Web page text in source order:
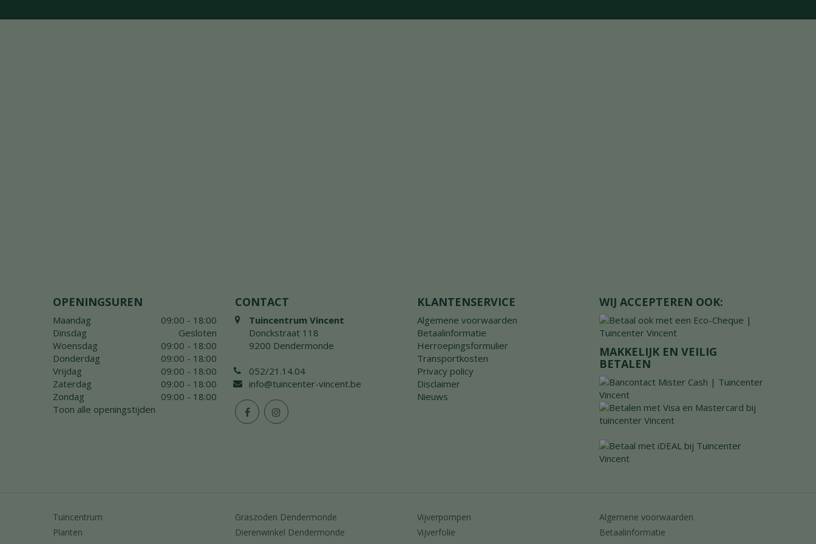
OPENINGSUREN
Maandag
09:00 - 18:00
Dinsdag
Gesloten
Woensdag
09:00 - 18:00
Donderdag
09:00 - 18:00
Vrijdag
09:00 - 18:00
Zaterdag
09:00 - 18:00
Zondag
09:00 - 18:00
Toon alle openingstijden
CONTACT
Tuincentrum Vincent
Donckstraat 118
9200 Dendermonde
052/21.14.04
info@tuincenter-vincent.be
KLANTENSERVICE
Algemene voorwaarden
Betaalinformatie
Herroepingsformulier
Transportkosten
Privacy policy
Disclaimer
Nieuws
WIJ ACCEPTEREN OOK:
MAKKELIJK EN VEILIG
BETALEN
Tuincentrum
Planten
Graszoden Dendermonde
Dierenwinkel Dendermonde
Vijverpompen
Vijverfolie
Algemene voorwaarden
Betaalinformatie